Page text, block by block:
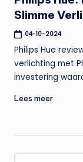
Slimme
04-10-2024
Philips Hue
verlichting met
investering
Lees meer